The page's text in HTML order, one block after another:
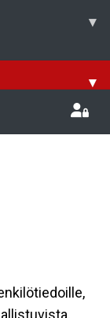
▾
▾